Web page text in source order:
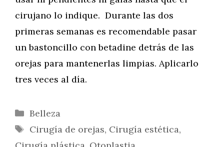
cirujano lo indique. Durante las dos
primeras semanas es recomendable pasar
un bastoncillo con betadine detrás de las
orejas para mantenerlas limpias. Aplicarlo
tres veces al día.
Categorías
Belleza
Etiquetas
Cirugía de orejas, Cirugía estética,